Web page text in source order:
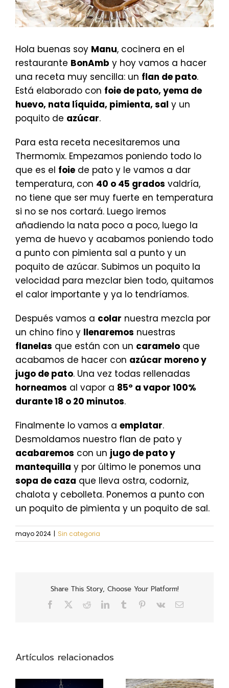
Hola buenas soy Manu, cocinera en el
restaurante BonAmb y hoy vamos a hacer
una receta muy sencilla: un flan de pato.
Está elaborado con foie de pato, yema de
huevo, nata líquida, pimienta, sal y un
poquito de azúcar.
Para esta receta necesitaremos una
Thermomix. Empezamos poniendo todo lo
que es el foie de pato y le vamos a dar
temperatura, con 40 o 45 grados valdría,
no tiene que ser muy fuerte en temperatura
si no se nos cortará. Luego iremos
añadiendo la nata poco a poco, luego la
yema de huevo y acabamos poniendo todo
a punto con pimienta sal a punto y un
poquito de azúcar. Subimos un poquito la
velocidad para mezclar bien todo, quitamos
el calor importante y ya lo tendríamos.
Después vamos a colar nuestra mezcla por
un chino fino y llenaremos nuestras
flanelas que están con un caramelo que
acabamos de hacer con azúcar moreno y
jugo de pato. Una vez todas rellenadas
horneamos al vapor a 85º a vapor 100%
durante 18 o 20 minutos.
Finalmente lo vamos a emplatar.
Desmoldamos nuestro flan de pato y
acabaremos con un jugo de pato y
mantequilla y por último le ponemos una
sopa de caza que lleva ostra, codorniz,
chalota y cebolleta. Ponemos a punto con
un poquito de pimienta y un poquito de sal.
mayo 2024 | Sin categoria
Share This Story, Choose Your Platform!
Facebook RedditLinkedInTumblr Pinterest
Vk
Correo
Artículos relacionados